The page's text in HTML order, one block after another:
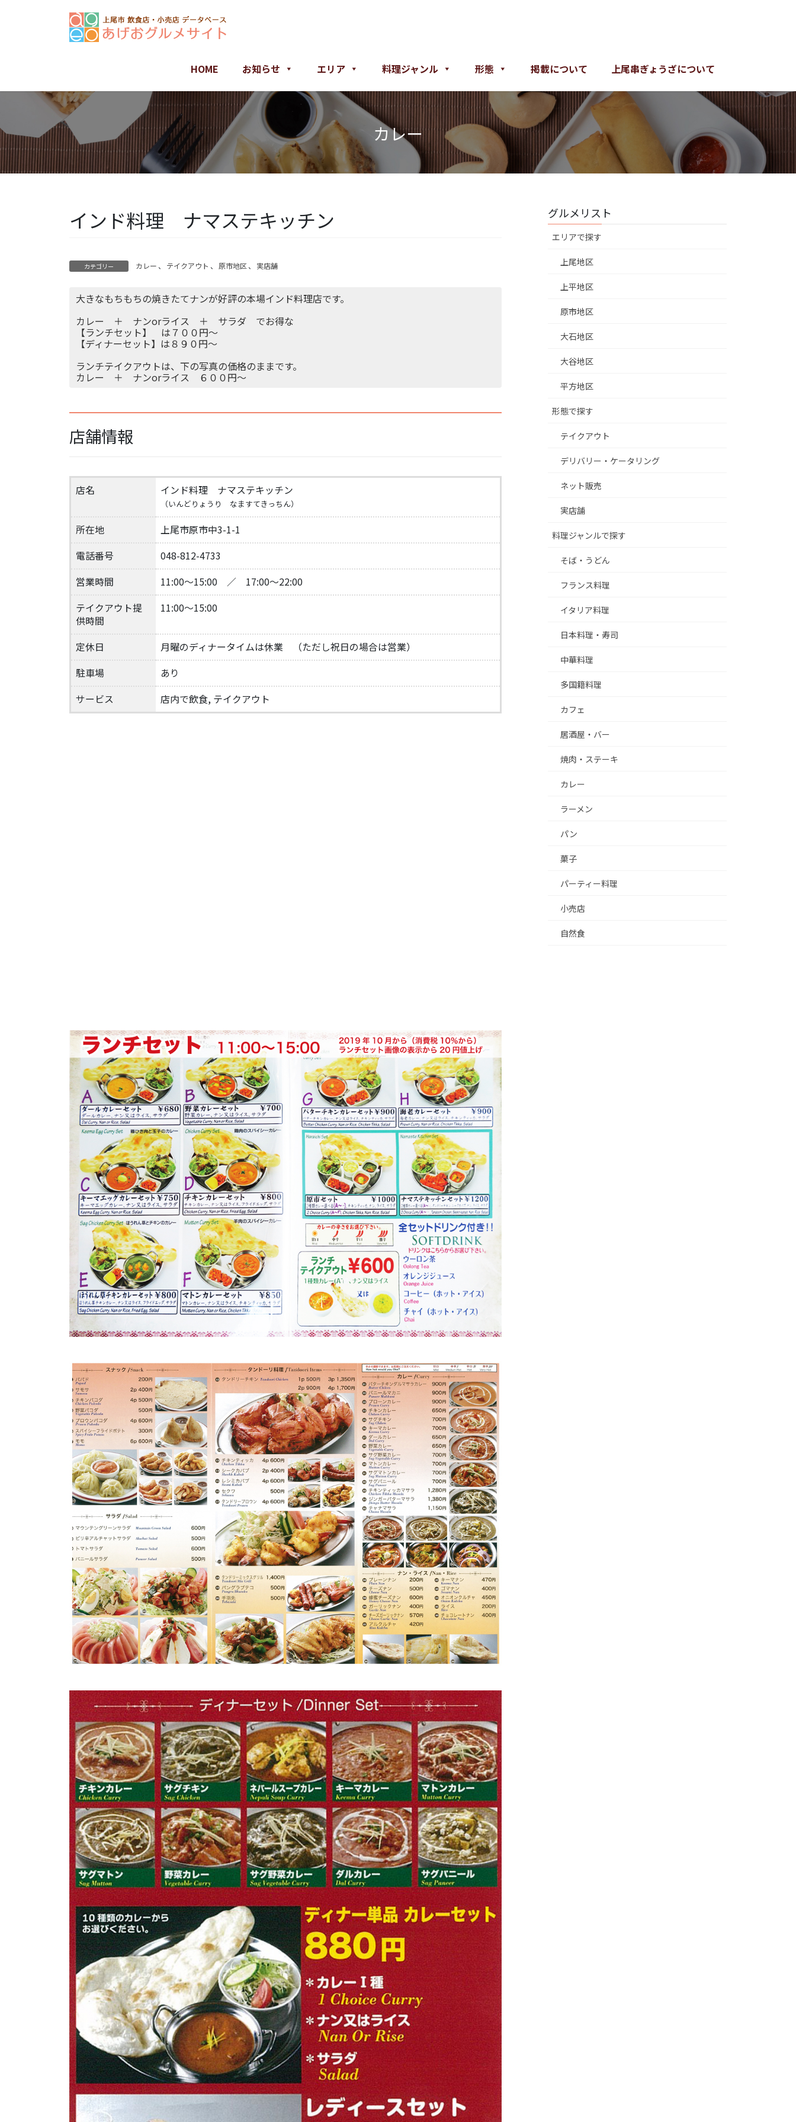
移
ン
動
HOME お知らせ エリア 料理ジャンル 形態 掲載について 上尾串ぎょうざについて
カレー
インド料理 ナマステキッチン
カテゴリー カレー 、 テイクアウト 、 原市地区 、 実店舗
大きなもちもちの焼きたてナンが好評の本場インド料理店です。
カレー ＋ ナンorライス ＋ サラダ でお得な
【ランチセット】 は７００円～
【ディナーセット】は８９０円～
ランチテイクアウトは、下の写真の価格のままです。
カレー ＋ ナンorライス ６００円～
店舗情報
店名 インド料理 ナマステキッチン
（いんどりょうり なますてきっちん）
所在地
上尾市原市中3-1-1
電話番号
048-812-4733
営業時間
11:00～15:00 ／ 17:00～22:00
テイクアウト提
供時間
11:00～15:00
定休日
月曜のディナータイムは休業 （ただし祝日の場合は営業）
駐車場
あり
サービス
店内で飲食, テイクアウト
グルメリスト
エリアで探す
上尾地区
上平地区
原市地区
大石地区
大谷地区
平方地区
形態で探す
テイクアウト
デリバリー・ケータリング
ネット販売
実店舗
料理ジャンルで探す
そば・うどん
フランス料理
イタリア料理
日本料理・寿司
中華料理
多国籍料理
カフェ
居酒屋・バー
焼肉・ステーキ
カレー
ラーメン
パン
菓子
パーティー料理
小売店
自然食